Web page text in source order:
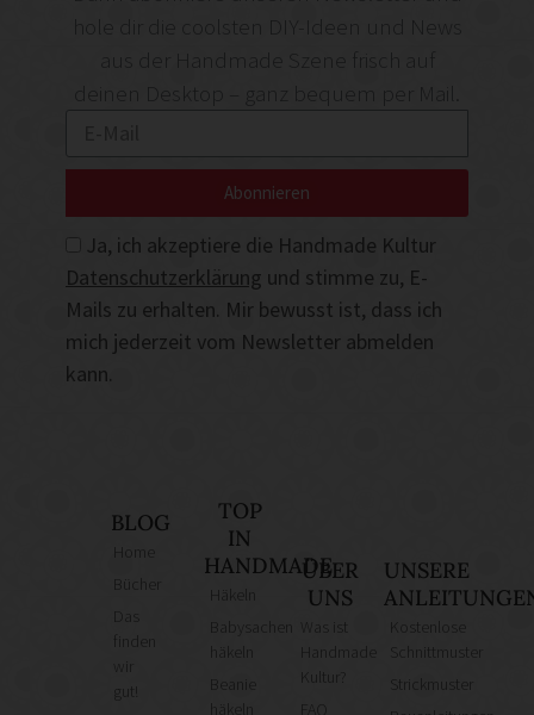
deinen Desktop – ganz bequem per Mail.
Ja, ich akzeptiere die Handmade Kultur
Datenschutzerklärung und stimme zu, E-
Mails zu erhalten. Mir bewusst ist, dass ich
mich jederzeit vom Newsletter abmelden
kann.
Abonnieren
BLOG
finden
gut!
TOP
IN
HANDMADE
häkeln
ÜBER
UNS
Was ist
Kultur?
UNSERE
Kostenlose
Schnittmuster
Strickmuster